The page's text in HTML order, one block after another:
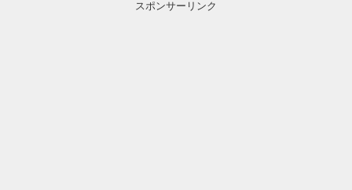
スポンサーリンク